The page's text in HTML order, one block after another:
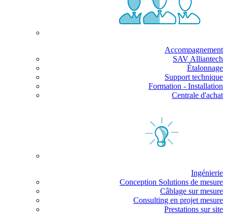
Accompagnement
SAV Alliantech
Étalonnage
Support technique
Formation - Installation
Centrale d'achat
Ingénierie
Conception Solutions de mesure
Câblage sur mesure
Consulting en projet mesure
Prestations sur site